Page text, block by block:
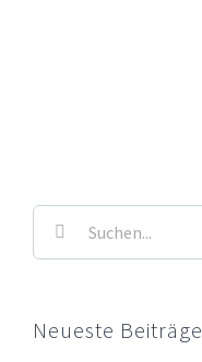
Suche
nach:
Neueste Beiträge